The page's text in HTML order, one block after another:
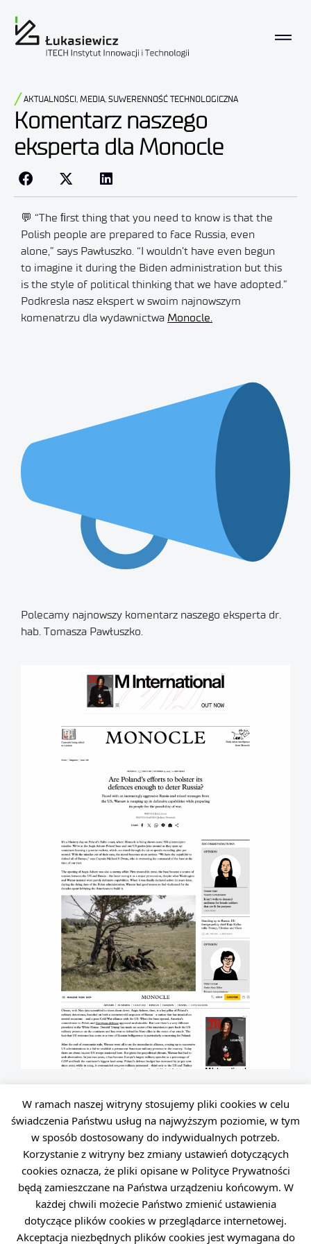
W ramach naszej witryny stosujemy pliki cookies w celu
świadczenia Państwu usług na najwyższym poziomie, w tym
w sposób dostosowany do indywidualnych potrzeb.
Korzystanie z witryny bez zmiany ustawień dotyczących
cookies oznacza, że pliki opisane w Polityce Prywatności
będą zamieszczane na Państwa urządzeniu końcowym. W
każdej chwili możecie Państwo zmienić ustawienia
dotyczące plików cookies w przeglądarce internetowej.
Akceptacja niezbędnych plików cookies jest wymagana do
AKTUALNOŚCI, MEDIA, SUWERENNOŚĆ TECHNOLOGICZNA
Komentarz naszego
eksperta dla Monocle
💬 “The ﬁrst thing that you need to know is that the
Polish people are prepared to face Russia, even
alone,” says Pawłuszko. “I wouldn’t have even begun
to imagine it during the Biden administration but this
is the style of political thinking that we have adopted.”
Podkresla nasz ekspert w swoim najnowszym
komenatrzu dla wydawnictwa Monocle.
Polecamy najnowszy komentarz naszego eksperta dr.
hab. Tomasza Pawłuszko.
Dane osobowe Dostępność Polityka prywatności